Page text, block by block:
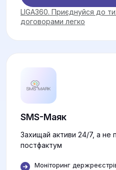
LIGA360. Приєднуйся до
договорами легко
SMS-Маяк
Захищай активи 24/7, а не
постфактум
Моніторинг